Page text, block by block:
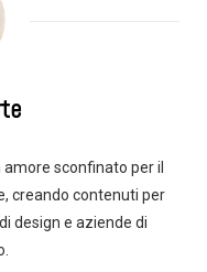
sconfinato per il
creando contenuti per
design e aziende di